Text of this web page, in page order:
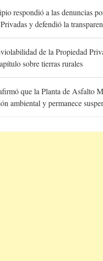
respondió a las denuncias
y defendió la
de la Propiedad
sobre tierras rurales
que la Planta de Asfalto
ambiental y permanece